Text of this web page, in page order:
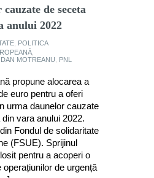
de seceta
anului 2022
POLITICA
MOTREANU
PNL
propune alocarea a
euro pentru a oferi
urma daunelor cauzate
vara anului 2022.
Fondul de solidaritate
(FSUE). Sprijinul
pentru a acoperi o
operațiunilor de urgență